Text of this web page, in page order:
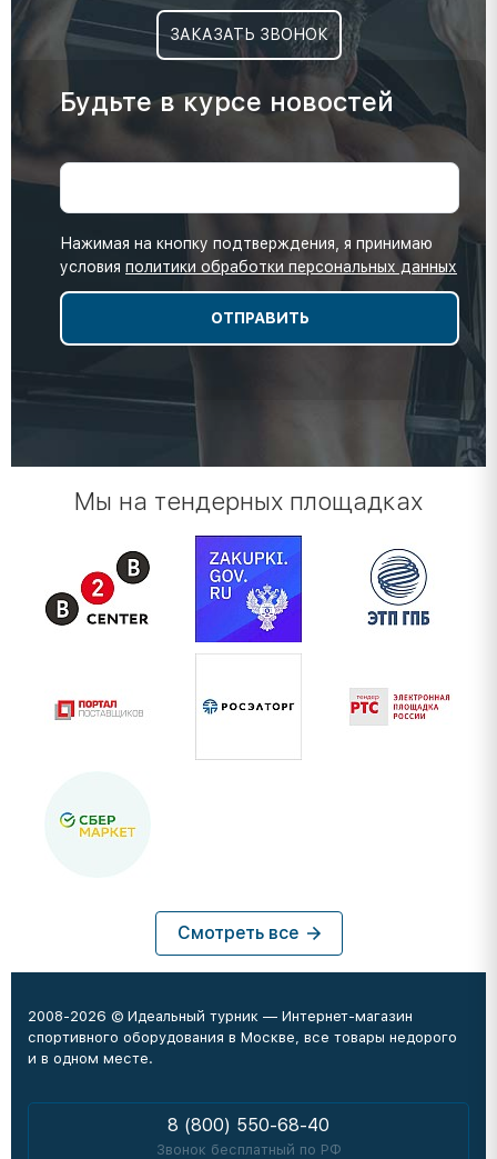
ЗАКАЗАТЬ ЗВОНОК
Будьте в курсе новостей
Нажимая на кнопку подтверждения, я принимаю
условия политики обработки персональных данных
Мы на тендерных площадках
Смотреть все
2008-2026 © Идеальный турник — Интернет-магазин
спортивного оборудования в Москве, все товары недорого
и в одном месте.
8 (800) 550-68-40
Звонок бесплатный по РФ